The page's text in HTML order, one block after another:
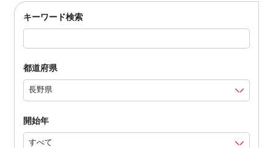
キーワード検索
都道府県
開始年